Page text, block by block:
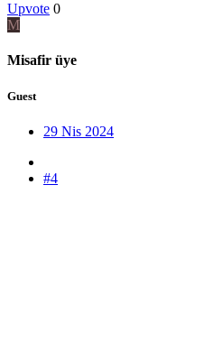
Upvote 0
M
Misafir üye
Guest
29 Nis 2024
#4